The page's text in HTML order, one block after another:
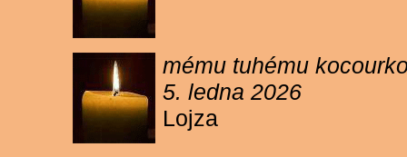
mému tuhému
5. ledna 2026
Lojza